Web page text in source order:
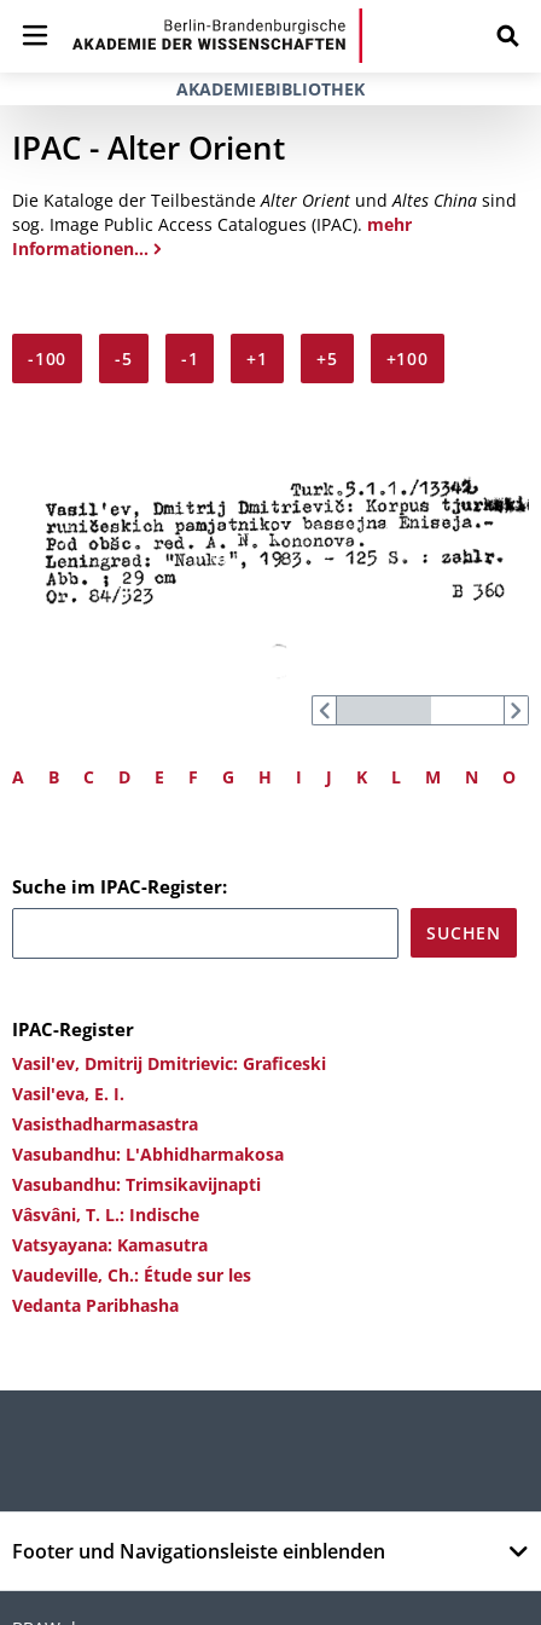
AKADEMIEBIBLIOTHEK
IPAC - Alter Orient
Die Kataloge der TeilbeständeAlter Orient undAltes China sind
sog. Image Public Access Catalogues (IPAC). mehr
Informationen...
-100 -5 -1 +1 +5 +100
A B C D E F G H I J K L M N O
Suche im IPAC-Register:
IPAC-Register
Vasil'ev, Dmitrij Dmitrievic: Graficeski
Vasil'eva, E. I.
Vasisthadharmasastra
Vasubandhu: L'Abhidharmakosa
Vasubandhu: Trimsikavijnapti
Vâsvâni, T. L.: Indische
Vatsyayana: Kamasutra
Vaudeville, Ch.: Étude sur les
Vedanta Paribhasha
Footer und Navigationsleiste einblenden